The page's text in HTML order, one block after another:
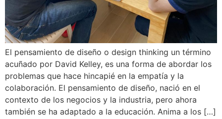
El pensamiento de diseño o design thinking un término
acuñado por David Kelley, es una forma de abordar los
problemas que hace hincapié en la empatía y la
colaboración. El pensamiento de diseño, nació en el
contexto de los negocios y la industria, pero ahora
también se ha adaptado a la educación. Anima a los […]